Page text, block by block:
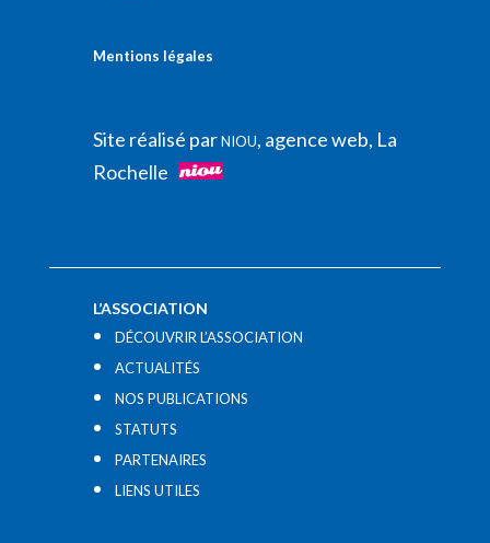
Mentions légales
Site réalisé parNIOU, agence web, La
Rochelle
L’ASSOCIATION
DÉCOUVRIR L’ASSOCIATION
ACTUALITÉS
NOS PUBLICATIONS
STATUTS
PARTENAIRES
LIENS UTILES​